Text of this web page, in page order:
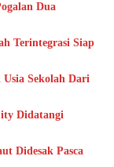
Dua
Terintegrasi Siap
Sekolah Dari
Didatangi
Didesak Pasca